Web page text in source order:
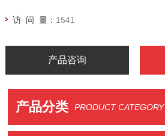
访 问 量： 1541
产品咨询
产品分类 PRODUCT CATEGORY